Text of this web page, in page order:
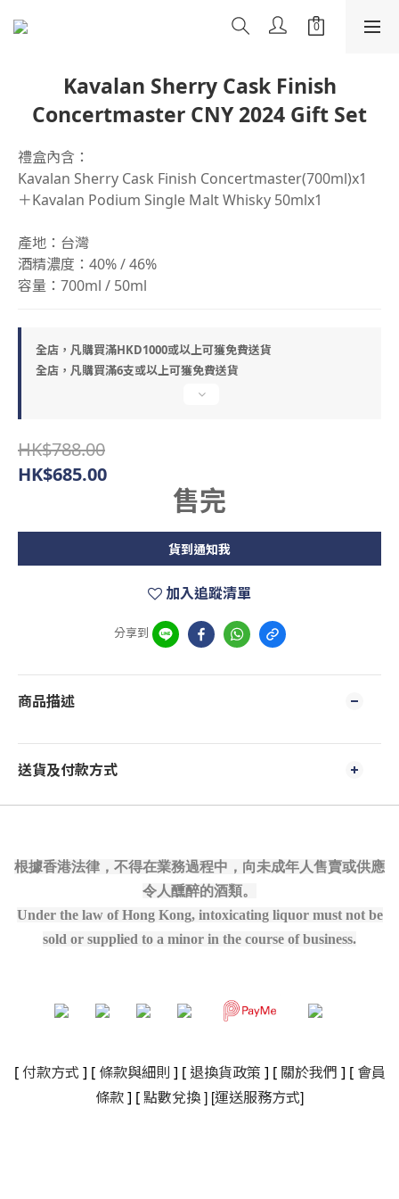
Kavalan Sherry Cask Finish
Concertmaster CNY 2024 Gift Set
禮盒內含：
Kavalan Sherry Cask Finish Concertmaster(700ml)x1
＋Kavalan Podium Single Malt Whisky 50mlx1
產地：台灣
酒精濃度：40% / 46%
容量：700ml / 50ml
全店，凡購買滿HKD1000或以上可獲免費送貨
全店，凡購買滿6支或以上可獲免費送貨
HK$788.00
HK$685.00
售完
貨到通知我
加入追蹤清單
分享到
商品描述
送貨及付款方式
根據香港法律，不得在業務過程中，向未成年人售賣或供應
令人醺醉的酒類。
Under the law of Hong Kong, intoxicating liquor must not be
sold or supplied to a minor in the course of business.
[ 付款方式 ] [ 條款與細則 ] [ 退換貨政策 ] [ 關於我們 ] [ 會員
條款] [點數兌換] [運送服務方式]